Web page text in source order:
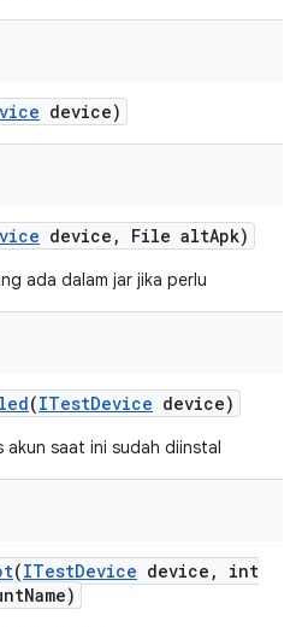
device)
device , File altApk)
ada dalam jar jika perlu
(ITestDevice device)
akun saat ini sudah diinstal
(ITestDevice device ,
int
Name)